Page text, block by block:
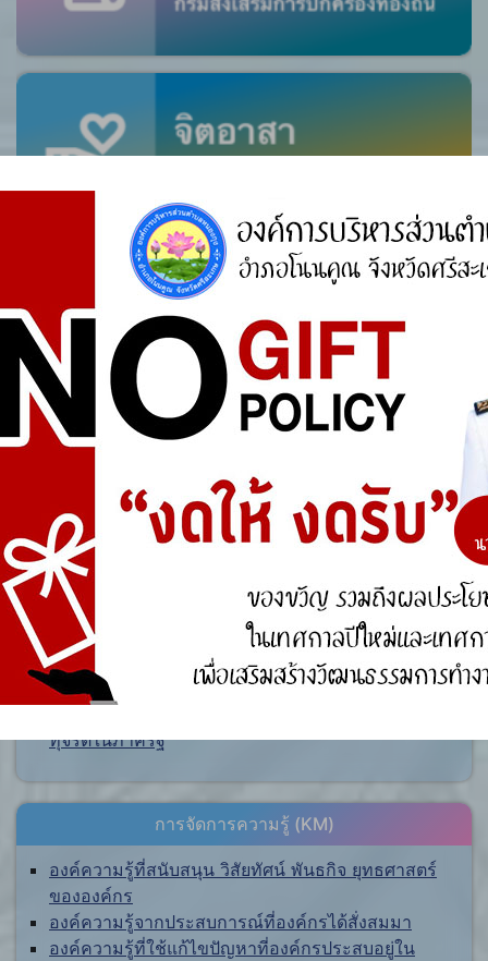
สำนักงานคณะกรรมการป้องกันและปราบปรามการ
ทุจริตแห่งชาติ (ป.ป.ช.)
ทุจริตในภาครัฐ
การจัดการความรู้ (KM)
องค์ความรู้ที่สนับสนุน วิสัยทัศน์ พันธกิจ ยุทธศาสตร์
ขององค์กร
องค์ความรู้จากประสบการณ์ที่องค์กรได้สั่งสมมา
องค์ความรู้ที่ใช้แก้ไขปัญหาที่องค์กรประสบอยู่ใน